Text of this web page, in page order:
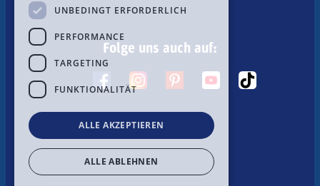
Folge uns auch auf:
UNBEDINGT ERFORDERLICH
PERFORMANCE
TARGETING
FUNKTIONALITÄT
ALLE AKZEPTIEREN
ALLE ABLEHNEN